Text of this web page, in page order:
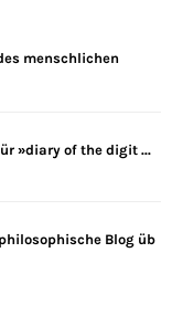
menschlichen
»diary of the digit ...
Blog üb